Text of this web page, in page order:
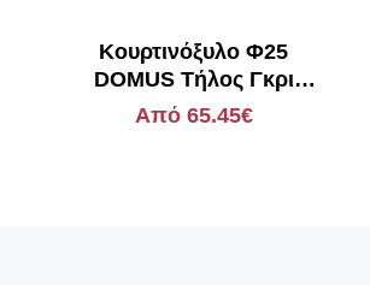
Kουρτινόξυλο Φ25
DOMUS Τήλος Γκρι
Οπάκο
Από 65.45€